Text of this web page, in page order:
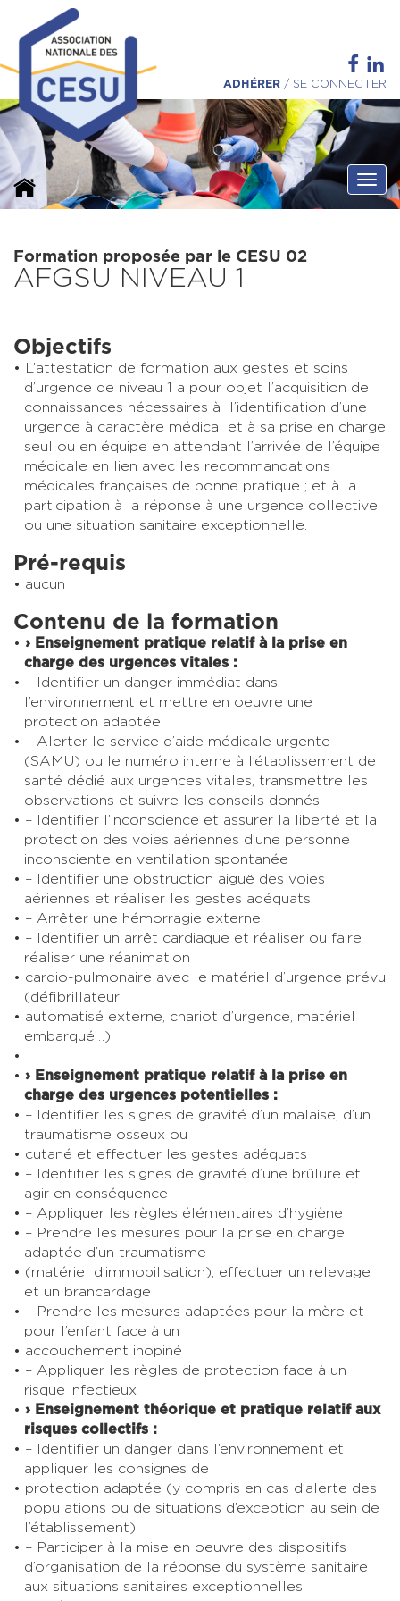
ADHÉRER / SE CONNECTER
Formation proposée par le CESU 02
AFGSU NIVEAU 1
Objectifs
L’attestation de formation aux gestes et soins
d’urgence de niveau 1 a pour objet l’acquisition de
connaissances nécessaires à l’identification d’une
urgence à caractère médical et à sa prise en charge
seul ou en équipe en attendant l’arrivée de l’équipe
médicale en lien avec les recommandations
médicales françaises de bonne pratique ; et à la
participation à la réponse à une urgence collective
ou une situation sanitaire exceptionnelle.
Pré-requis
aucun
Contenu de la formation
› Enseignement pratique relatif à la prise en
charge des urgences vitales :
– Identifier un danger immédiat dans
l’environnement et mettre en oeuvre une
protection adaptée
– Alerter le service d’aide médicale urgente
(SAMU) ou le numéro interne à l’établissement de
santé dédié aux urgences vitales, transmettre les
observations et suivre les conseils donnés
– Identifier l’inconscience et assurer la liberté et la
protection des voies aériennes d’une personne
inconsciente en ventilation spontanée
– Identifier une obstruction aiguë des voies
aériennes et réaliser les gestes adéquats
– Arrêter une hémorragie externe
– Identifier un arrêt cardiaque et réaliser ou faire
réaliser une réanimation
cardio-pulmonaire avec le matériel d’urgence prévu
(défibrillateur
automatisé externe, chariot d’urgence, matériel
embarqué…)
› Enseignement pratique relatif à la prise en
charge des urgences potentielles :
– Identifier les signes de gravité d’un malaise, d’un
traumatisme osseux ou
cutané et effectuer les gestes adéquats
– Identifier les signes de gravité d’une brûlure et
agir en conséquence
– Appliquer les règles élémentaires d’hygiène
– Prendre les mesures pour la prise en charge
adaptée d’un traumatisme
(matériel d’immobilisation), effectuer un relevage
et un brancardage
– Prendre les mesures adaptées pour la mère et
pour l’enfant face à un
accouchement inopiné
– Appliquer les règles de protection face à un
risque infectieux
› Enseignement théorique et pratique relatif aux
risques collectifs :
– Identifier un danger dans l’environnement et
appliquer les consignes de
protection adaptée (y compris en cas d’alerte des
populations ou de situations d’exception au sein de
l’établissement)
– Participer à la mise en oeuvre des dispositifs
d’organisation de la réponse du système sanitaire
aux situations sanitaires exceptionnelles